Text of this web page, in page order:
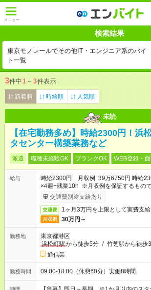
メニュー
検索結果
東京モノレールでその他IT・エンジニア系のバイ
ト一覧
3件中1 ～ 3件表示
新着順 時給順 人気順
未読
【在宅勤務多め】時給2300円！浜
タセンター構築業務など
派遣 職種未経験OK ブランクOK WEB登録・
給与
時給2300円 月収例 39万6750円 時給
×4週+残業10h ※月収例を保証するもの
即受取りサービス利用可（利用条件有）
交通費別途支給あり
交通費 1ヶ月3万円を上限として実費支給
月収例 30万円～
勤務地
東京都港区
浜松町駅から徒歩5分 / 竹芝駅から徒歩
通信業
勤務時間 09:00-18:00（休憩60分）実働8時間